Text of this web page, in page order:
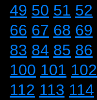
49 50 51 52
66 67 68 69
83 84 85 86
100 101 102
112 113 114